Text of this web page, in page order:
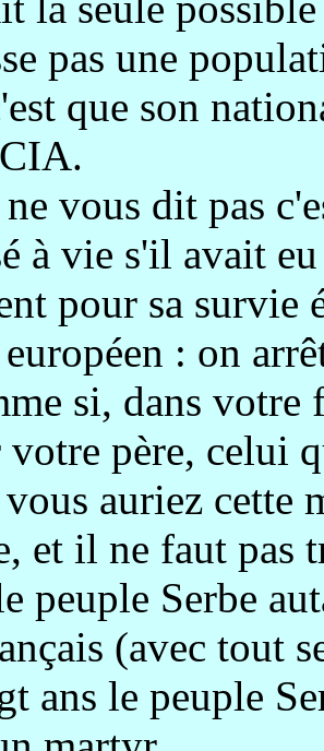
pas une
que son
vous dit pas
à vie s'il avait
pour sa survie
: on
si, dans
votre père, celui
auriez cette
et il ne faut pas
peuple Serbe
(avec tout
ans le peuple